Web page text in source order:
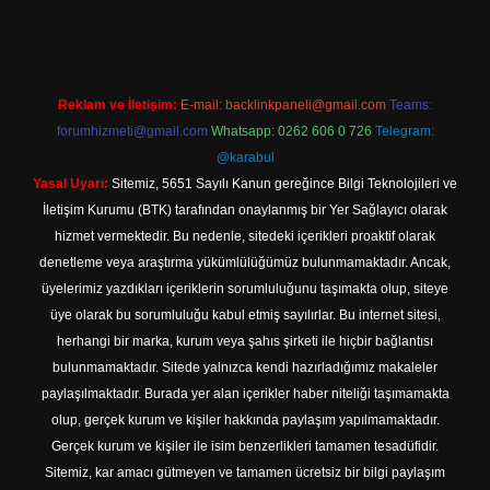
Reklam ve İletişim: E-mail: backlinkpaneli@gmail.com Teams:
forumhizmeti@gmail.com Whatsapp: 0262 606 0 726 Telegram:
@karabul
Yasal Uyarı: Sitemiz, 5651 Sayılı Kanun gereğince Bilgi Teknolojileri ve
İletişim Kurumu (BTK) tarafından onaylanmış bir Yer Sağlayıcı olarak
hizmet vermektedir. Bu nedenle, sitedeki içerikleri proaktif olarak
denetleme veya araştırma yükümlülüğümüz bulunmamaktadır. Ancak,
üyelerimiz yazdıkları içeriklerin sorumluluğunu taşımakta olup, siteye
üye olarak bu sorumluluğu kabul etmiş sayılırlar. Bu internet sitesi,
herhangi bir marka, kurum veya şahıs şirketi ile hiçbir bağlantısı
bulunmamaktadır. Sitede yalnızca kendi hazırladığımız makaleler
paylaşılmaktadır. Burada yer alan içerikler haber niteliği taşımamakta
olup, gerçek kurum ve kişiler hakkında paylaşım yapılmamaktadır.
Gerçek kurum ve kişiler ile isim benzerlikleri tamamen tesadüfidir.
Sitemiz, kar amacı gütmeyen ve tamamen ücretsiz bir bilgi paylaşım